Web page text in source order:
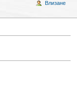
Влизане